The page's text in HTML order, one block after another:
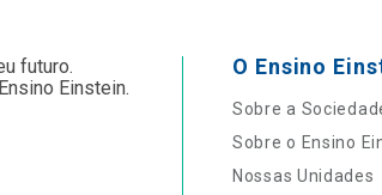
futuro.
Einstein.
O Ensino
Sobre a
Sobre o Ensino
Nossas Unidades